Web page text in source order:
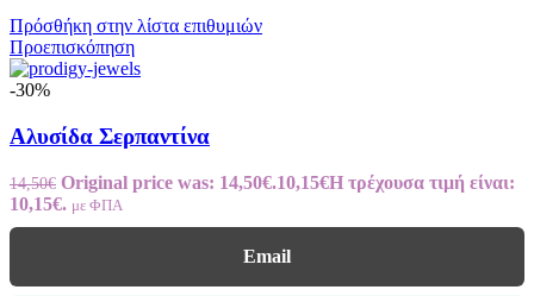
Πρόσθήκη στην λίστα επιθυμιών
Προεπισκόπηση
-30%
Αλυσίδα Σερπαντίνα
14,50€ Original price was: 14,50€.10,15€Η τρέχουσα τιμή είναι:
10,15€. με ΦΠΑ
Email